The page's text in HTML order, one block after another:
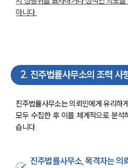
아니다.
2. 진주법률사무소의 조력 사
진주법률사무소는 의뢰인에게 유리하
모두 수집한 후 이를 체계적으로 분석
습니다.
진주법률사무소, 목격자는 의